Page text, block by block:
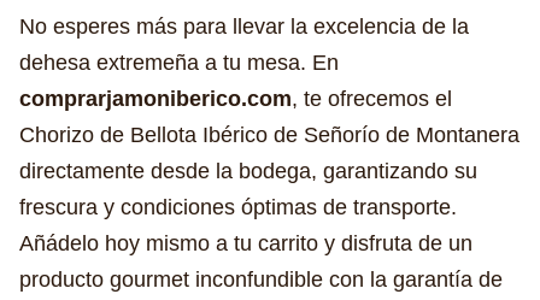
No esperes más para llevar la excelencia de la
dehesa extremeña a tu mesa. En
comprarjamoniberico.com, te ofrecemos el
Chorizo de Bellota Ibérico de Señorío de Montanera
directamente desde la bodega, garantizando su
frescura y condiciones óptimas de transporte.
Añádelo hoy mismo a tu carrito y disfruta de un
producto gourmet inconfundible con la garantía de